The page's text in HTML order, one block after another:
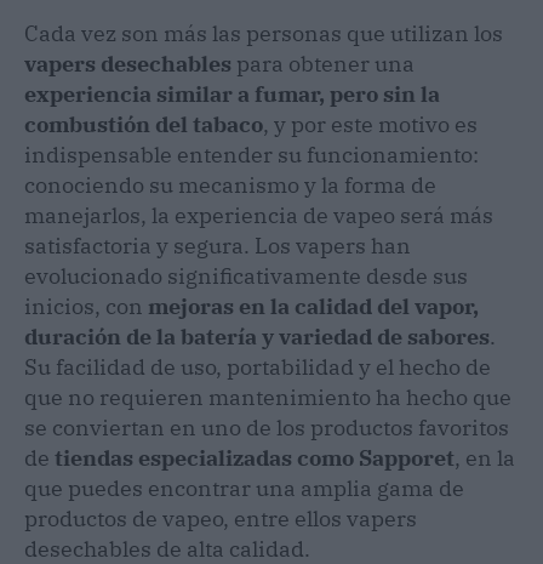
Cada vez son más las personas que utilizan los
vapers desechables para obtener una
experiencia similar a fumar, pero sin la
combustión del tabaco, y por este motivo es
indispensable entender su funcionamiento:
conociendo su mecanismo y la forma de
manejarlos, la experiencia de vapeo será más
satisfactoria y segura. Los vapers han
evolucionado significativamente desde sus
inicios, con mejoras en la calidad del vapor,
duración de la batería y variedad de sabores.
Su facilidad de uso, portabilidad y el hecho de
que no requieren mantenimiento ha hecho que
se conviertan en uno de los productos favoritos
de tiendas especializadas como Sapporet, en la
que puedes encontrar una amplia gama de
productos de vapeo, entre ellos vapers
desechables de alta calidad.